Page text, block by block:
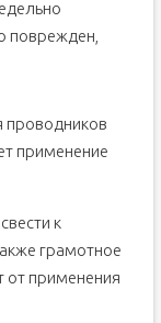
поврежден,
проводников
применение
к
грамотное
от применения